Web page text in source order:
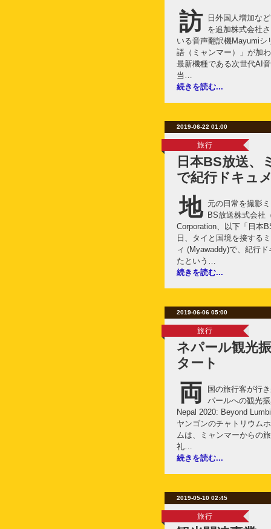
訪
日外国人増加な
を追加株式会社
いる音声翻訳機Mayumi
語（ミャンマー）」が加
最新機種である次世代AI
当…
続きを読む...
2019-06-22 01:00
旅行
日本BS放送、
で紀行ドキュ
地
元の日常を撮影
BS放送株式会社
Corporation、以下「日本
日、タイと国境を接する
ィ (Myawaddy)で、紀行
たという…
続きを読む...
2019-06-06 05:00
旅行
ネパール観光
タート
両
国の旅行客が行
パールへの観光
Nepal 2020: Beyond
ヤンゴンのチャトリウム
ムは、ミャンマーからの
礼…
続きを読む...
2019-05-10 02:45
旅行